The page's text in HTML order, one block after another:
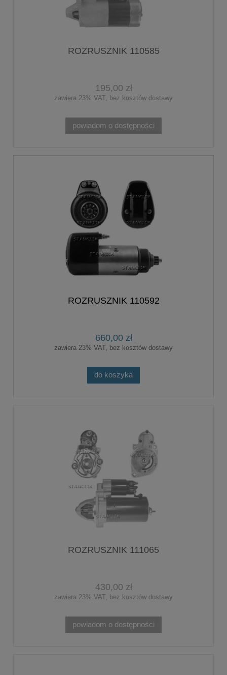
ROZRUSZNIK 110585
195,00 zł
zawiera 23% VAT, bez kosztów dostawy
powiadom o dostępności
ROZRUSZNIK 110592
660,00 zł
zawiera 23% VAT, bez kosztów dostawy
do koszyka
ROZRUSZNIK 111065
430,00 zł
zawiera 23% VAT, bez kosztów dostawy
powiadom o dostępności